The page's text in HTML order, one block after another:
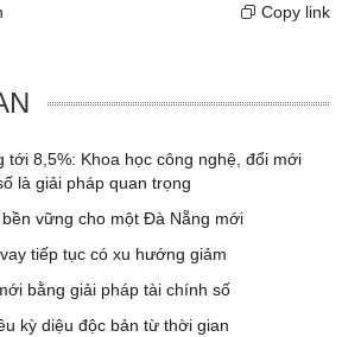
Copy link
tới 8,5%: Khoa học công nghệ, đổi mới
là giải pháp quan trọng
vững cho một Đà Nẵng mới
tiếp tục có xu hướng giảm
bằng giải pháp tài chính số
kỳ diệu độc bản từ thời gian